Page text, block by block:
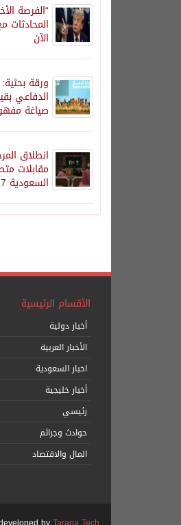
“الفرصة
المحادثات
الآن
ورقة
الدفاعي
صياغة
انطلاق
مقابلات
السعودية 2027 في الخبر
الأقسام الرئيسية
أخبار دولية
الأخبار العربية
اخبار السعودية
أخبار خليجية
رئيسي
حوادث وجرائم
المال والاقتصاد